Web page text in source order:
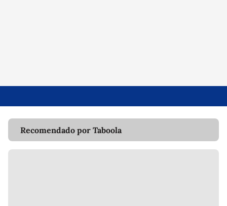
Recomendado por Taboola